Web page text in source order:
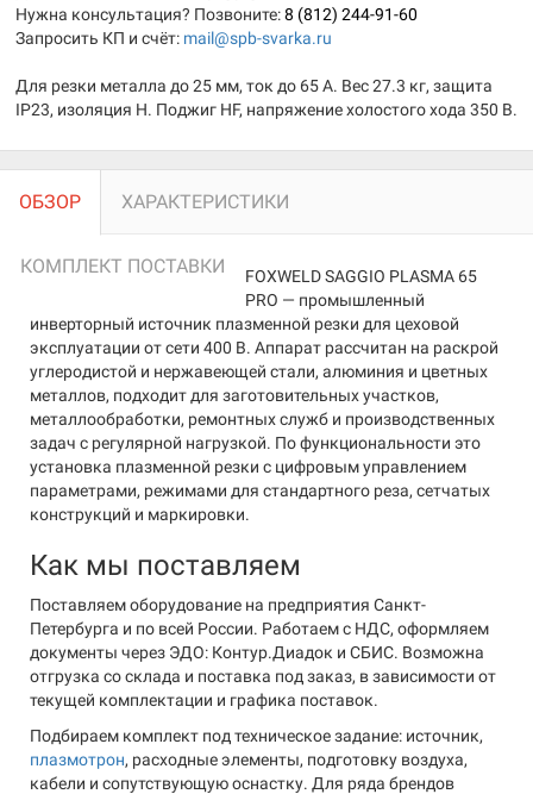
Нужна консультация? Позвоните:8 (812) 244-91-60
Запросить КП и счёт: mail@spb-svarka.ru
Для резки металла до 25 мм, ток до 65 А. Вес 27.3 кг, защита
IP23, изоляция H. Поджиг HF, напряжение холостого хода 350 В.
ОБЗОР ХАРАКТЕРИСТИКИ
КОМПЛЕКТ ПОСТАВКИ
FOXWELD SAGGIO PLASMA 65
PRO — промышленный
инверторный источник плазменной резки для цеховой
эксплуатации от сети 400 В. Аппарат рассчитан на раскрой
углеродистой и нержавеющей стали, алюминия и цветных
металлов, подходит для заготовительных участков,
металлообработки, ремонтных служб и производственных
задач с регулярной нагрузкой. По функциональности это
установка плазменной резки с цифровым управлением
параметрами, режимами для стандартного реза, сетчатых
конструкций и маркировки.
Как мы поставляем
Поставляем оборудование на предприятия Санкт-
Петербурга и по всей России. Работаем с НДС, оформляем
документы через ЭДО: Контур.Диадок и СБИС. Возможна
отгрузка со склада и поставка под заказ, в зависимости от
текущей комплектации и графика поставок.
Подбираем комплект под техническое задание: источник,
плазмотрон, расходные элементы, подготовку воздуха,
кабели и сопутствующую оснастку. Для ряда брендов